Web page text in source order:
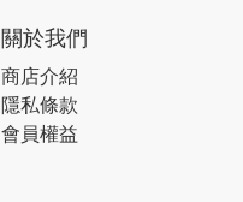
關於我們
商店介紹
隱私條款
會員權益